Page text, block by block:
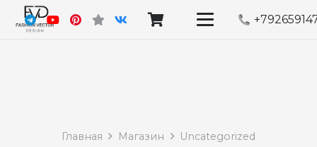
Главная Магазин Uncategorized